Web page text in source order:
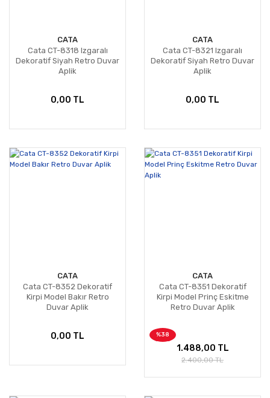
CATA
Cata CT-8318 Izgaralı
Dekoratif Siyah Retro Duvar
Aplik
0,00 TL
CATA
Cata CT-8321 Izgaralı
Dekoratif Siyah Retro Duvar
Aplik
0,00 TL
CATA
Cata CT-8352 Dekoratif
Kirpi Model Bakır Retro
Duvar Aplik
0,00 TL
CATA
Cata CT-8351 Dekoratif
Kirpi Model Prinç Eskitme
Retro Duvar Aplik
%38
1.488,00 TL
2.400,00 TL